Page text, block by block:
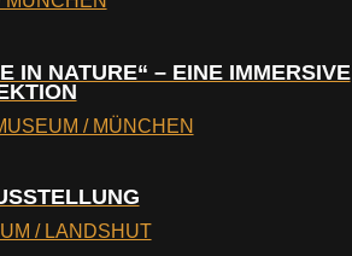
IN NATURE“ – EINE IMMERSIVE
/ MÜNCHEN
/ LANDSHUT